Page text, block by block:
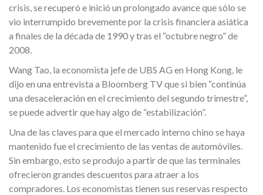
crisis, se recuperó e inició un prolongado avance que sólo se
vio interrumpido brevemente por la crisis financiera asiática
a finales de la década de 1990 y tras el “octubre negro” de
2008.
Wang Tao, la economista jefe de UBS AG en Hong Kong, le
dijo en una entrevista a Bloomberg TV que si bien “continúa
una desaceleración en el crecimiento del segundo trimestre”,
se puede advertir que hay algo de “estabilización”.
Una de las claves para que el mercado interno chino se haya
mantenido fue el crecimiento de las ventas de automóviles.
Sin embargo, esto se produjo a partir de que las terminales
ofrecieron grandes descuentos para atraer a los
compradores. Los economistas tienen sus reservas respecto